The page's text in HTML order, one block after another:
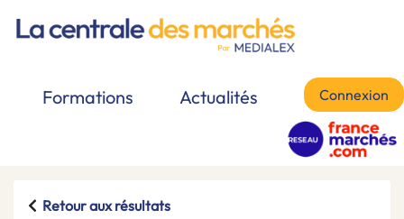
Formations Actualités Connexion
Retour aux résultats